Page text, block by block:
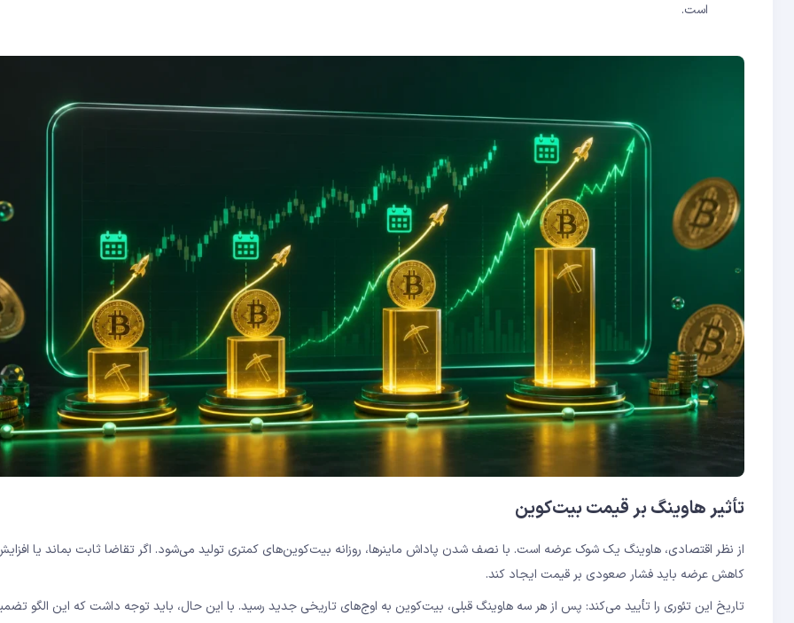
است.
تأثیر هاوینگ بر قیمت بیت‌کوین
از نظر اقتصادی، هاوینگ یک شوک عرضه است. با نصف شدن پاداش ماینرها، روزانه بیت‌کوین‌های کمتری تولید می‌شود. اگر تقاضا ثابت بماند یا
کاهش عرضه باید فشار صعودی بر قیمت ایجاد کند.
تاریخ این تئوری را تأیید می‌کند: پس از هر سه هاوینگ قبلی، بیت‌کوین به اوج‌های تاریخی جدید رسید. با این حال، باید توجه داشت که این الگو